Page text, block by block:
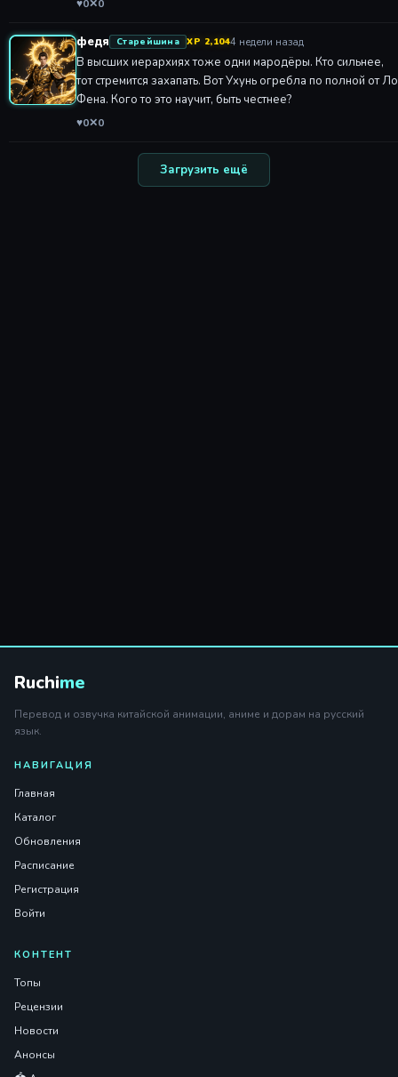
♥0✕0
федя Старейшина XP 2,1044 недели назад
В высших иерархиях тоже одни мародёры. Кто сильнее,
тот стремится захапать. Вот Ухунь огребла по полной от Ло
Фена. Кого то это научит, быть честнее?
♥0✕0
Загрузить ещё
Ruchime
Перевод и озвучка китайской анимации, аниме и дорам на русский
язык.
НАВИГАЦИЯ
Главная
Каталог
Обновления
Расписание
Регистрация
Войти
КОНТЕНТ
Топы
Рецензии
Новости
Анонсы